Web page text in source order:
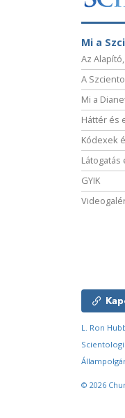
Mi a
Az
A
Mi a
Háttér és
Kódexek
Látogatás
GYIK
L. Ron
© 2026